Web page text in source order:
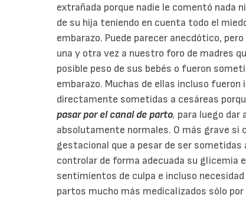
extrañada porque nadie le comentó nada
de su hija teniendo en cuenta todo el
embarazo. Puede parecer anecdótico,
una y otra vez a nuestro foro de madres
posible peso de sus bebés o fueron
embarazo. Muchas de ellas incluso
directamente sometidas a cesáreas
pasar por el canal de parto, para luego dar
absolutamente normales. O más grave si
gestacional que a pesar de ser
controlar de forma adecuada su glicemia
sentimientos de culpa e incluso
partos mucho más medicalizados sólo